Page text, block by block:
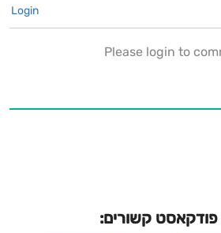
Please login to
פודקאסט קשורים: